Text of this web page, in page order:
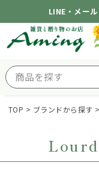
LINE・メー
TOP ブランドから探す